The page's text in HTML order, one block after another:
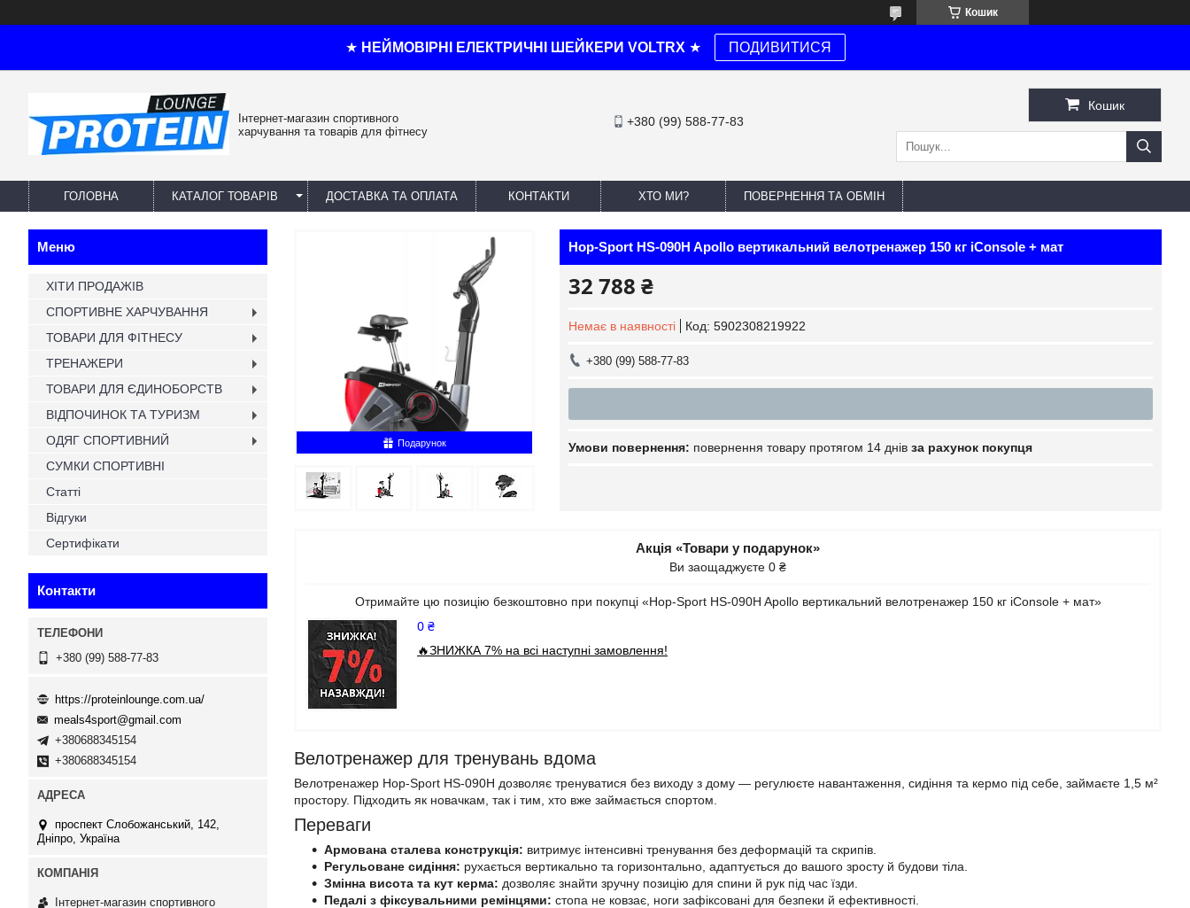
Кошик
★ НЕЙМОВІРНІ ЕЛЕКТРИЧНІ ШЕЙКЕРИ VOLTRX ★ ПОДИВИТИСЯ
Інтернет-магазин спортивного
харчування та товарів для фітнесу
+380 (99) 588-77-83
Кошик
ГОЛОВНА КАТАЛОГ ТОВАРІВ ДОСТАВКА ТА ОПЛАТА КОНТАКТИ ХТО МИ? ПОВЕРНЕННЯ ТА ОБМІН
Подарунок
Hop-Sport HS-090H Apollo вертикальний велотренажер 150 кг iConsole + мат
32 788 ₴
Немає в наявності Код: 5902308219922
+380 (99) 588-77-83
повернення товару протягом 14 днів за рахунок покупця
Акція «Товари у подарунок»
Ви заощаджуєте 0 ₴
Отримайте цю позицію безкоштовно при покупці «Hop-Sport HS-090H Apollo вертикальний велотренажер 150 кг iConsole + мат»
0 ₴
🔥ЗНИЖКА 7% на всі наступні замовлення!
Велотренажер для тренувань вдома
Велотренажер Hop-Sport HS-090H дозволяє тренуватися без виходу з дому — регулюєте навантаження, сидіння та кермо під себе, займаєте 1,5 м²
простору. Підходить як новачкам, так і тим, хто вже займається спортом.
Переваги
Армована сталева конструкція: витримує інтенсивні тренування без деформацій та скрипів.
Регульоване сидіння: рухається вертикально та горизонтально, адаптується до вашого зросту й будови тіла.
Змінна висота та кут керма: дозволяє знайти зручну позицію для спини й рук під час їзди.
Педалі з фіксувальними ремінцями: стопа не ковзає, ноги зафіксовані для безпеки й ефективності.
ХІТИ ПРОДАЖІВ
СПОРТИВНЕ ХАРЧУВАННЯ
ТОВАРИ ДЛЯ ФІТНЕСУ
ТРЕНАЖЕРИ
ТОВАРИ ДЛЯ ЄДИНОБОРСТВ
ВІДПОЧИНОК ТА ТУРИЗМ
ОДЯГ СПОРТИВНИЙ
СУМКИ СПОРТИВНІ
Статті
Відгуки
Сертифікати
Контакти
+380 (99) 588-77-83
https://proteinlounge.com.ua/
meals4sport@gmail.com
+380688345154
+380688345154
проспект Слобожанський, 142,
Дніпро, Україна
Інтернет-магазин спортивного